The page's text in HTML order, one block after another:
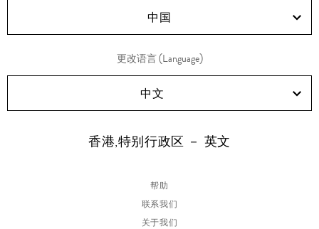
中国
更改语言 (Language)
中文
香港,特别行政区 － 英文
帮助
联系我们
关于我们